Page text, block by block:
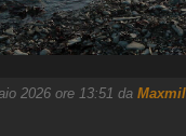
2026 ore 13:51 da